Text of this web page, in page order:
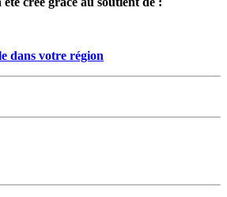
dans votre région